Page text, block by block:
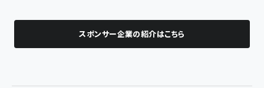
スポンサー企業の紹介はこちら